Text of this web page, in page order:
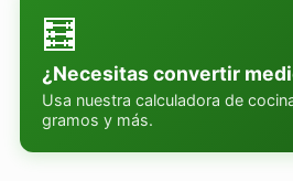
🧮
¿Necesitas convertir
Usa nuestra calculadora de
gramos y más.